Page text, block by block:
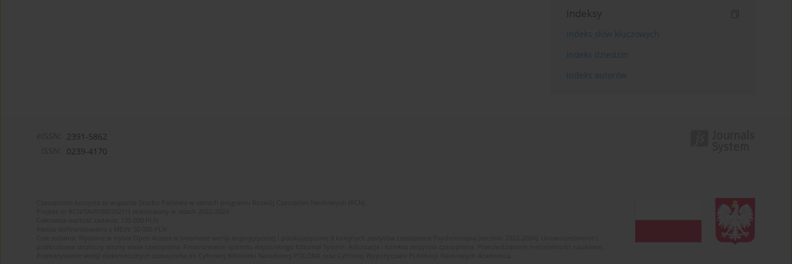
Indeksy
Indeks słów kluczowych
Indeks dziedzin
Indeks autorów
2391-5862
0239-4170